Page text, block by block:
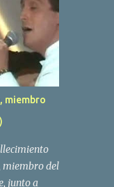
la que ha
a traves
en
en la
al
a la
a dar
miembro
miembro del
junto a